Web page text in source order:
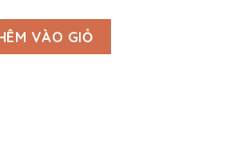
P1J (23W 9V 2.55A) số lượng
VÀO GIỎ